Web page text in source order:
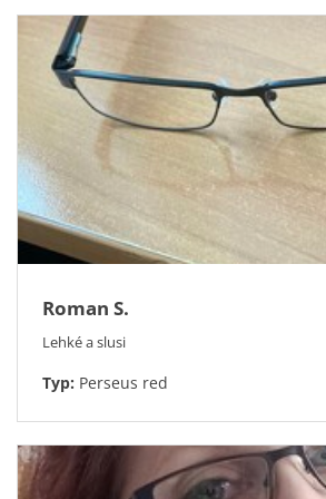
Roman S.
Lehké a slusi
Typ: Perseus red